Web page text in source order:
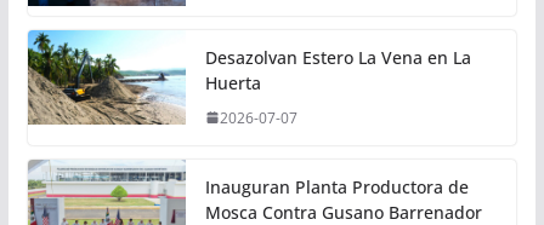
Desazolvan Estero La Vena en La
Huerta
2026-07-07
Inauguran Planta Productora de
Mosca Contra Gusano Barrenador